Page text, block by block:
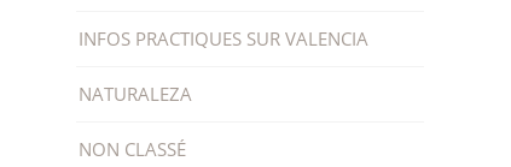
INFOS PRACTIQUES SUR VALENCIA
NATURALEZA
NON CLASSÉ